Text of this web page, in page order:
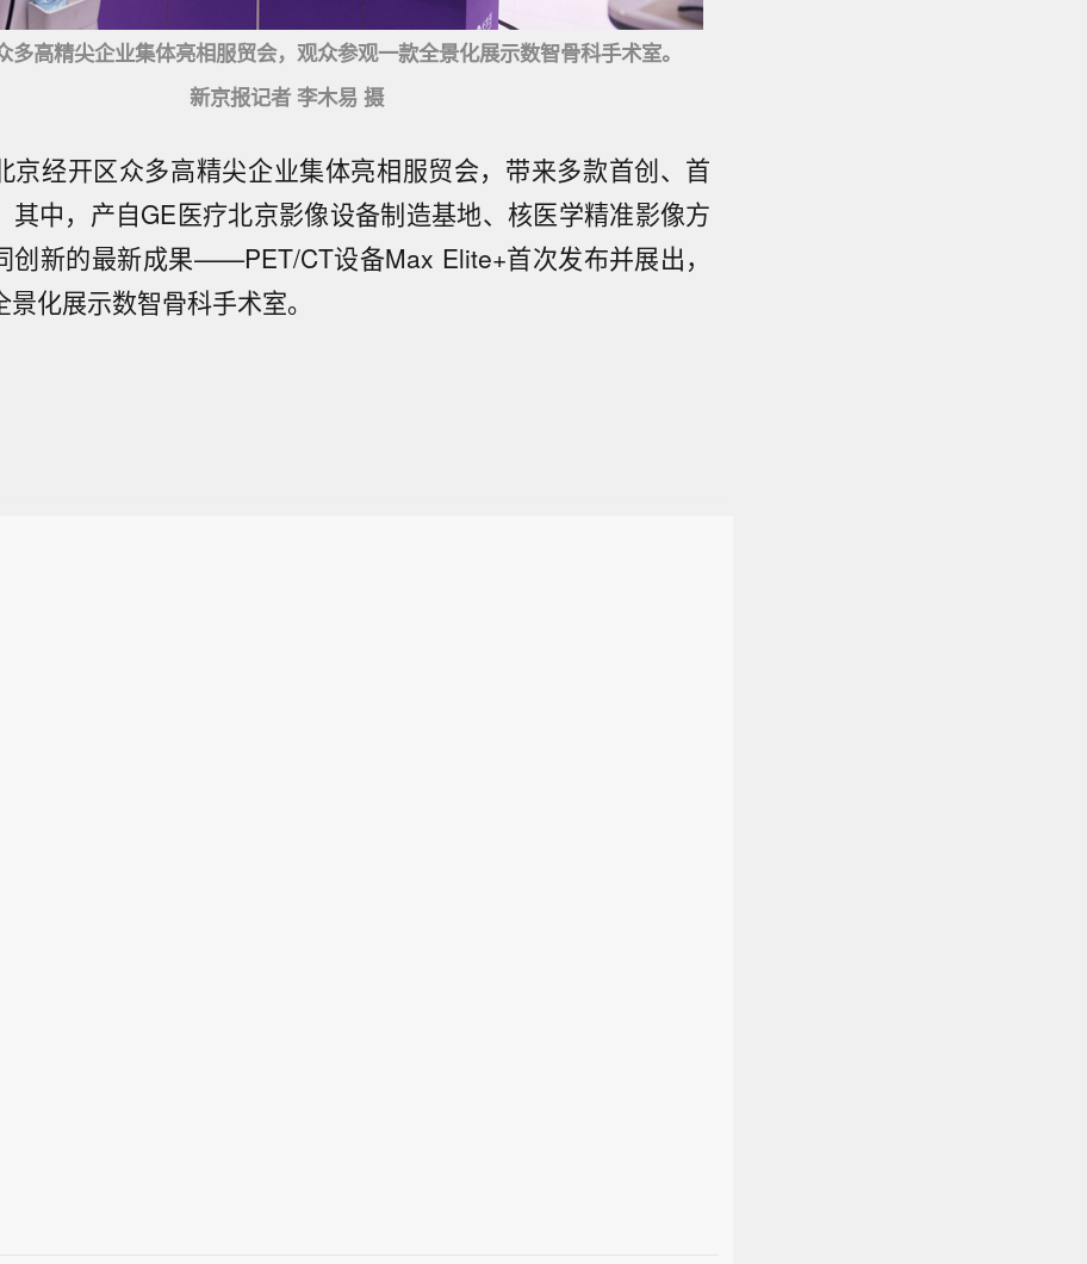
多高精尖企业集体亮相服贸会，观众参观一款全景化展示数智骨科手术室。
新京报记者 李木易 摄
京经开区众多高精尖企业集体亮相服贸会，带来多款首创、首
其中，产自GE医疗北京影像设备制造基地、核医学精准影像方
创新的最新成果——PET/CT设备Max Elite+首次发布并展出，
化展示数智骨科手术室。